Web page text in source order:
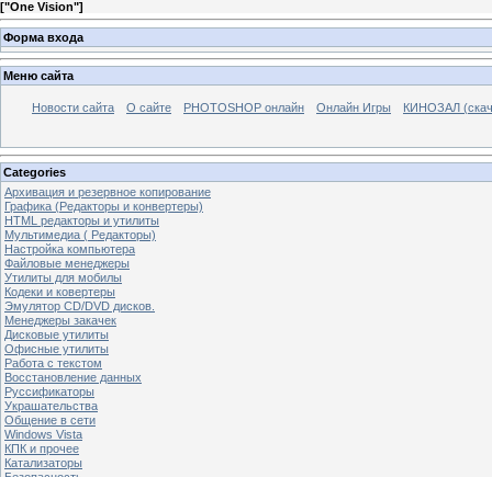
["One Vision"]
Форма входа
Меню сайта
Новости сайта О сайте PHOTOSHOP онлайн Онлайн Игры КИНОЗАЛ
Categories
Архивация и резервное копирование
Графика (Редакторы и конвертеры)
HTML редакторы и утилиты
Мультимедиа ( Редакторы)
Настройка компьютера
Файловые менеджеры
Утилиты для мобилы
Кодеки и ковертеры
Эмулятор CD/DVD дисков.
Менеджеры закачек
Дисковые утилиты
Офисные утилиты
Работа с текстом
Восстановление данных
Руссификаторы
Украшательства
Общение в сети
Windows Vista
КПК и прочее
Катализаторы